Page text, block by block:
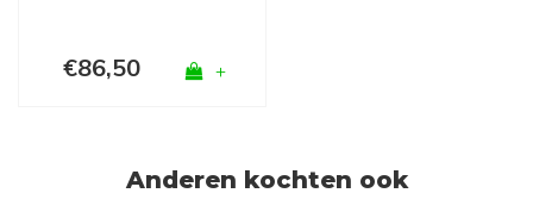
€86,50 +
Anderen kochten ook